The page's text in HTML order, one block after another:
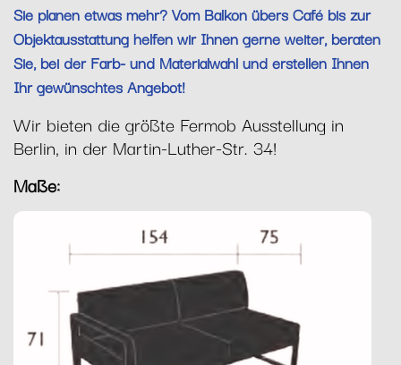
Sie planen etwas mehr? Vom Balkon übers Café bis zur
Objektausstattung helfen wir Ihnen gerne weiter, beraten
Sie, bei der Farb- und Materialwahl und erstellen Ihnen
Ihr gewünschtes Angebot!
Wir bieten die größte Fermob Ausstellung in
Berlin, in der Martin-Luther-Str. 34!
Maße: